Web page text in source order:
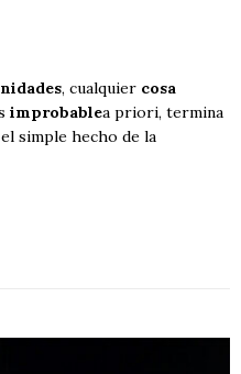
, cualquier cosa
improbablea priori, termina
simple hecho de la